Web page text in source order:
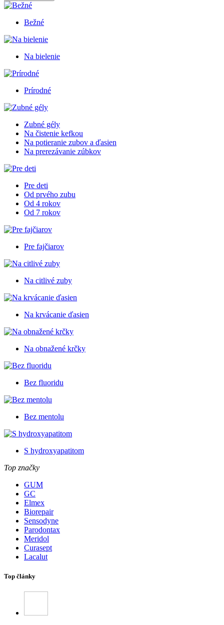
Bežné
Na bielenie
Prírodné
Zubné gély
Na čistenie kefkou
Na potieranie zubov a ďasien
Na prerezávanie zúbkov
Pre deti
Od prvého zubu
Od 4 rokov
Od 7 rokov
Pre fajčiarov
Na citlivé zuby
Na krvácanie ďasien
Na obnažené krčky
Bez fluoridu
Bez mentolu
S hydroxyapatitom
Top značky
GUM
GC
Elmex
Biorepair
Sensodyne
Parodontax
Meridol
Curasept
Lacalut
Top články